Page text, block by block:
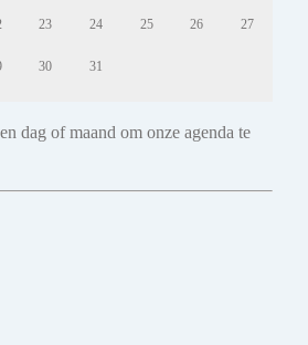
23 24 25 26 27
30 31
dag of maand om onze agenda te